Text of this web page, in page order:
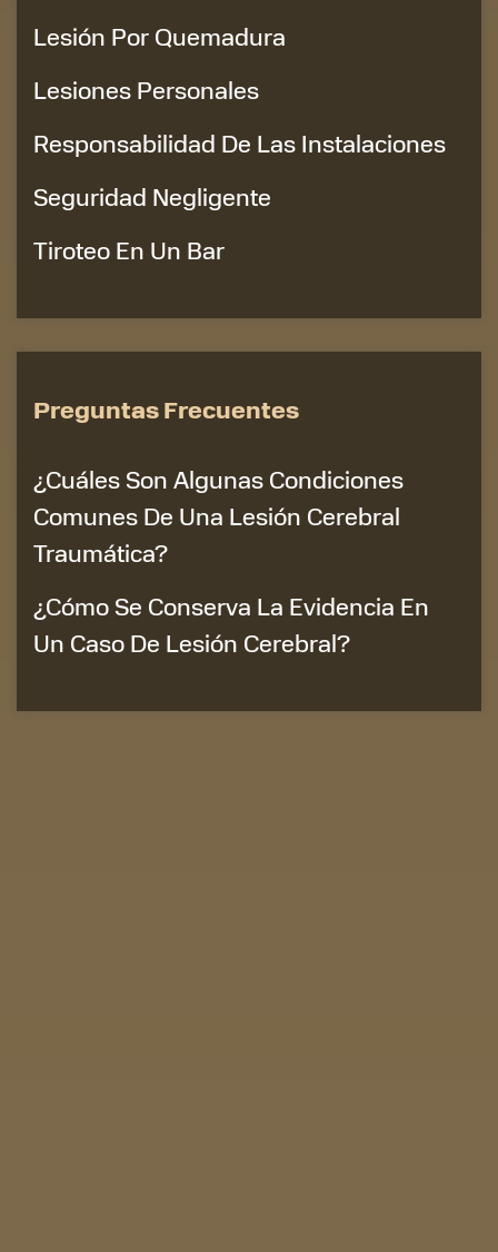
Lesión Por Quemadura
Lesiones Personales
Responsabilidad De Las Instalaciones
Seguridad Negligente
Tiroteo En Un Bar
Preguntas Frecuentes
¿Cuáles Son Algunas Condiciones
Comunes De Una Lesión Cerebral
Traumática?
¿Cómo Se Conserva La Evidencia En
Un Caso De Lesión Cerebral?